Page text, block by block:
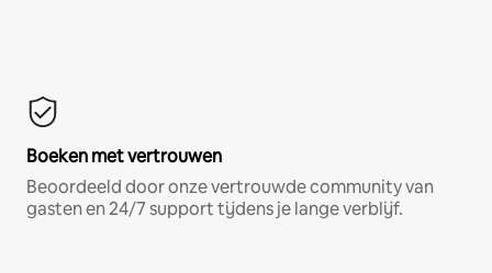
Boeken met vertrouwen
Beoordeeld door onze vertrouwde community van
gasten en 24/7 support tijdens je lange verblijf.